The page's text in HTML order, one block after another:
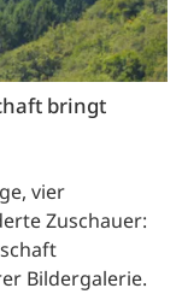
bringt
vier
Zuschauer:
Bildergalerie.